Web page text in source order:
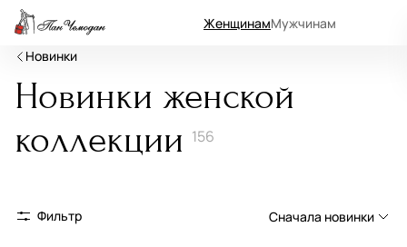
ЖенщинамМужчинам
Новинки
Новинки женской
коллекции 156
Фильтр Сначала новинки